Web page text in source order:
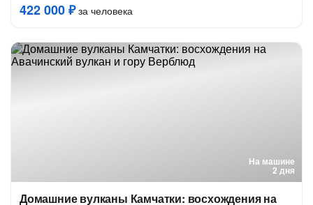
422 000 ₽за человека
На машине
2 дня
Домашние вулканы Камчатки: восхождения на